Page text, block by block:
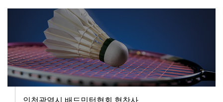
인천광역시 배드민턴협회 협찬사